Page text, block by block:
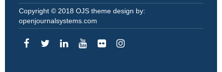
Copyright © 2018 OJS theme design by:
openjournalsystems.com